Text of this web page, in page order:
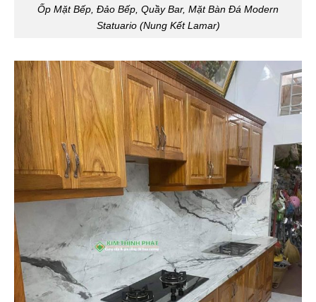
Ốp Mặt Bếp, Đảo Bếp, Quầy Bar, Mặt Bàn Đá Modern
Statuario (Nung Kết Lamar)